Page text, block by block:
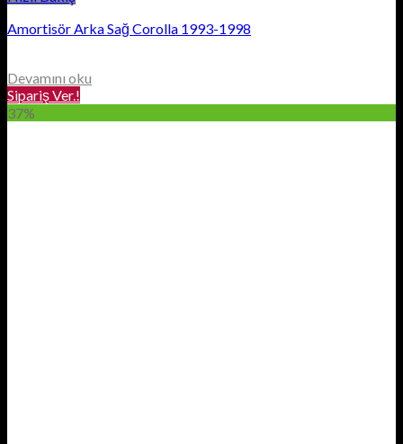
Amortisör Arka Sağ Corolla 1993-1998
Devamını oku
Sipariş Ver.!
37%